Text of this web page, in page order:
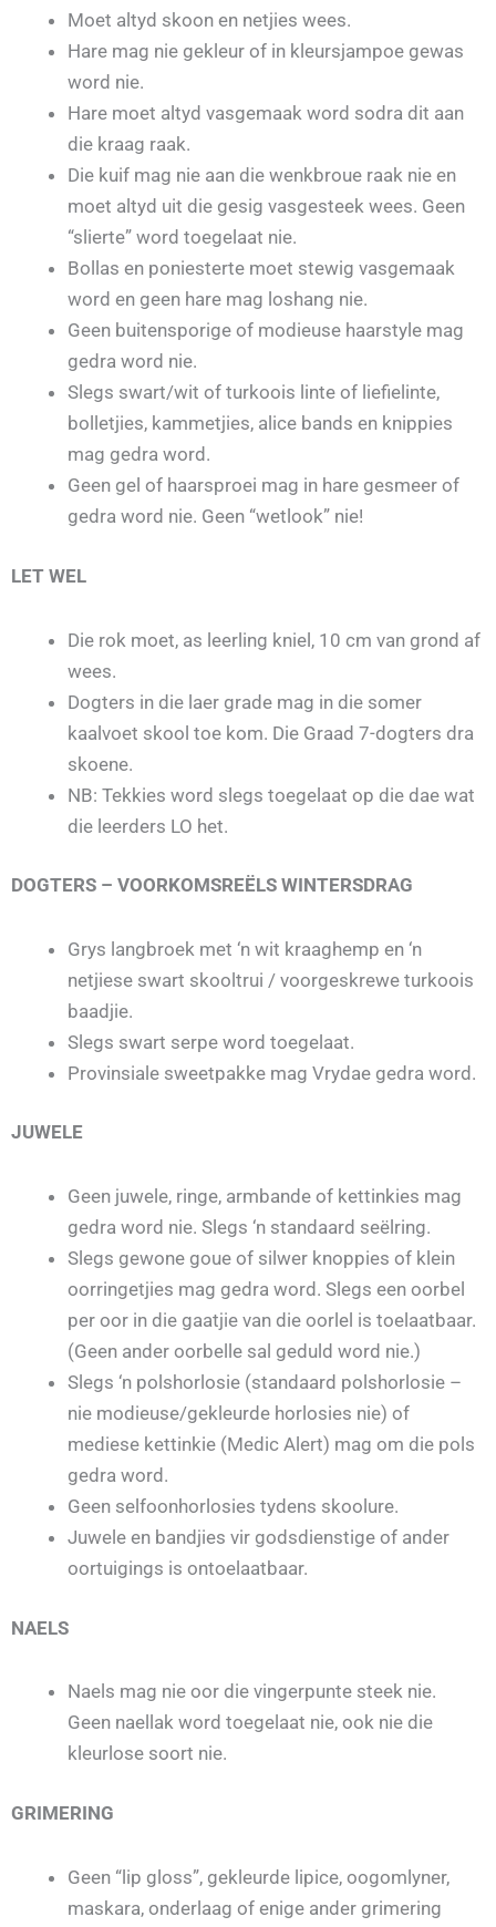
Moet altyd skoon en netjies wees.
Hare mag nie gekleur of in kleursjampoe gewas
word nie.
Hare moet altyd vasgemaak word sodra dit aan
die kraag raak.
Die kuif mag nie aan die wenkbroue raak nie en
moet altyd uit die gesig vasgesteek wees. Geen
“slierte” word toegelaat nie.
Bollas en poniesterte moet stewig vasgemaak
word en geen hare mag loshang nie.
Geen buitensporige of modieuse haarstyle mag
gedra word nie.
Slegs swart/wit of turkoois linte of liefielinte,
bolletjies, kammetjies, alice bands en knippies
mag gedra word.
Geen gel of haarsproei mag in hare gesmeer of
gedra word nie. Geen “wetlook” nie!
LET WEL
Die rok moet, as leerling kniel, 10 cm van grond af
wees.
Dogters in die laer grade mag in die somer
kaalvoet skool toe kom. Die Graad 7-dogters dra
skoene.
NB: Tekkies word slegs toegelaat op die dae wat
die leerders LO het.
DOGTERS – VOORKOMSREËLS WINTERSDRAG
Grys langbroek met ‘n wit kraaghemp en ‘n
netjiese swart skooltrui / voorgeskrewe turkoois
baadjie.
Slegs swart serpe word toegelaat.
Provinsiale sweetpakke mag Vrydae gedra word.
JUWELE
Geen juwele, ringe, armbande of kettinkies mag
gedra word nie. Slegs ‘n standaard seëlring.
Slegs gewone goue of silwer knoppies of klein
oorringetjies mag gedra word. Slegs een oorbel
per oor in die gaatjie van die oorlel is toelaatbaar.
(Geen ander oorbelle sal geduld word nie.)
Slegs ‘n polshorlosie (standaard polshorlosie –
nie modieuse/gekleurde horlosies nie) of
mediese kettinkie (Medic Alert) mag om die pols
gedra word.
Geen selfoonhorlosies tydens skoolure.
Juwele en bandjies vir godsdienstige of ander
oortuigings is ontoelaatbaar.
NAELS
Naels mag nie oor die vingerpunte steek nie.
Geen naellak word toegelaat nie, ook nie die
kleurlose soort nie.
GRIMERING
Geen “lip gloss”, gekleurde lipice, oogomlyner,
maskara, onderlaag of enige ander grimering